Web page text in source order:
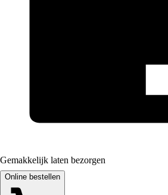
Gemakkelijk laten bezorgen
Online bestellen